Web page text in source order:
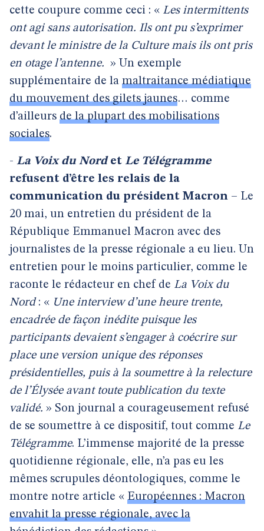
cette coupure comme ceci : « Les intermittents
ont agi sans autorisation. Ils ont pu s’exprimer
devant le ministre de la Culture mais ils ont pris
en otage l’antenne. » Un exemple
supplémentaire de la maltraitance médiatique
du mouvement des gilets jaunes… comme
d’ailleurs de la plupart des mobilisations
sociales.
- La Voix du Nordet Le Télégramme
refusent d’être les relais de la
communication du président Macron – Le
20 mai, un entretien du président de la
République Emmanuel Macron avec des
journalistes de la presse régionale a eu lieu. Un
entretien pour le moins particulier, comme le
raconte le rédacteur en chef de La Voix du
Nord: « Une interview d’une heure trente,
encadrée de façon inédite puisque les
participants devaient s’engager à coécrire sur
place une version unique des réponses
présidentielles, puis à la soumettre à la relecture
de l’Élysée avant toute publication du texte
validé. » Son journal a courageusement refusé
de se soumettre à ce dispositif, tout comme Le
Télégramme. L’immense majorité de la presse
quotidienne régionale, elle, n’a pas eu les
mêmes scrupules déontologiques, comme le
montre notre article « Européennes : Macron
envahit la presse régionale, avec la